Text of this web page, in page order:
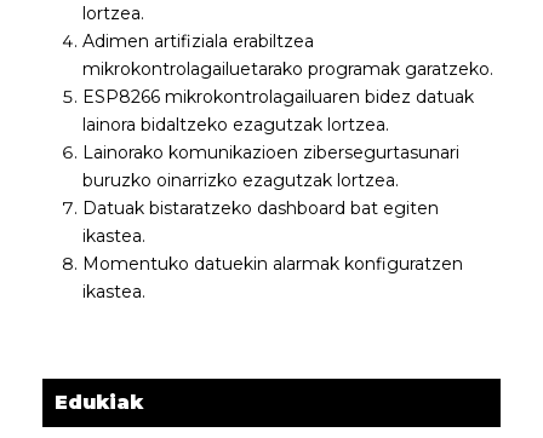
lortzea.
Adimen artifiziala erabiltzea
mikrokontrolagailuetarako programak garatzeko.
ESP8266 mikrokontrolagailuaren bidez datuak
lainora bidaltzeko ezagutzak lortzea.
Lainorako komunikazioen zibersegurtasunari
buruzko oinarrizko ezagutzak lortzea.
Datuak bistaratzeko dashboard bat egiten
ikastea.
Momentuko datuekin alarmak konfiguratzen
ikastea.
Edukiak